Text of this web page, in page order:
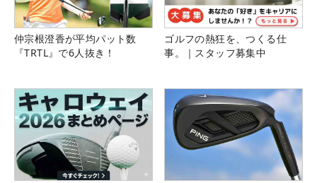
仲宗根澄香が平均パット数
『TRTL』で6人抜き！
ゴルフの熱狂を、つくる仕
事。｜スタッフ募集中